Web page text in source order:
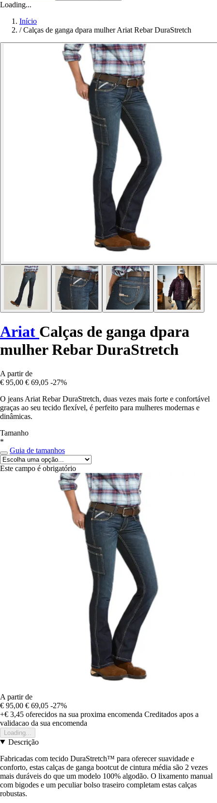
Loading...
Início
/ Calças de ganga dpara mulher Ariat Rebar DuraStretch
Ariat Calças de ganga dpara
mulher Rebar DuraStretch
A partir de
€ 95,00 € 69,05 -27%
O jeans Ariat Rebar DuraStretch, duas vezes mais forte e confortável
graças ao seu tecido flexível, é perfeito para mulheres modernas e
dinâmicas.
Tamanho
*
Guia de tamanhos
Este campo é obrigatório
A partir de
€ 95,00 € 69,05 -27%
+€ 3,45 oferecidos na sua proxima encomenda Creditados apos a
validacao da sua encomenda
Loading...
Descrição
Fabricadas com tecido DuraStretch™ para oferecer suavidade e
conforto, estas calças de ganga bootcut de cintura média são 2 vezes
mais duráveis do que um modelo 100% algodão. O lixamento manual
com bigodes e um peculiar bolso traseiro completam estas calças
robustas.